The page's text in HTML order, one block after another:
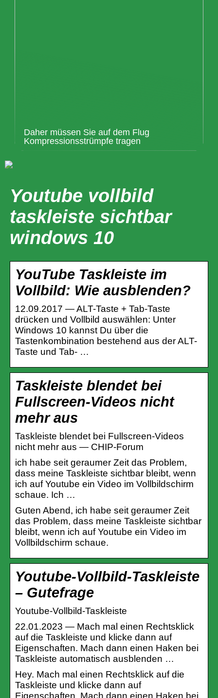
Daher müssen Sie auf dem Flug
Kompressionsstrümpfe tragen
Youtube vollbild
taskleiste sichtbar
windows 10
YouTube Taskleiste im
Vollbild: Wie ausblenden?
12.09.2017 — ALT-Taste + Tab-Taste
drücken und Vollbild auswählen: Unter
Windows 10 kannst Du über die
Tastenkombination bestehend aus der ALT-
Taste und Tab- …
Taskleiste blendet bei
Fullscreen-Videos nicht
mehr aus
Taskleiste blendet bei Fullscreen-Videos
nicht mehr aus — CHIP-Forum
ich habe seit geraumer Zeit das Problem,
dass meine Taskleiste sichtbar bleibt, wenn
ich auf Youtube ein Video im Vollbildschirm
schaue. Ich …
Guten Abend, ich habe seit geraumer Zeit
das Problem, dass meine Taskleiste sichtbar
bleibt, wenn ich auf Youtube ein Video im
Vollbildschirm schaue.
Youtube-Vollbild-Taskleiste
– Gutefrage
Youtube-Vollbild-Taskleiste
22.01.2023 — Mach mal einen Rechtsklick
auf die Taskleiste und klicke dann auf
Eigenschaften. Mach dann einen Haken bei
Taskleiste automatisch ausblenden …
Hey. Mach mal einen Rechtsklick auf die
Taskleiste und klicke dann auf
Eigenschaften. Mach dann einen Haken bei